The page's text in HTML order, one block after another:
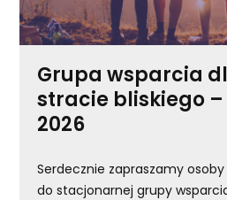
Grupa wsparcia
stracie bliskiego
2026
Serdecznie zapraszamy
do stacjonarnej grupy